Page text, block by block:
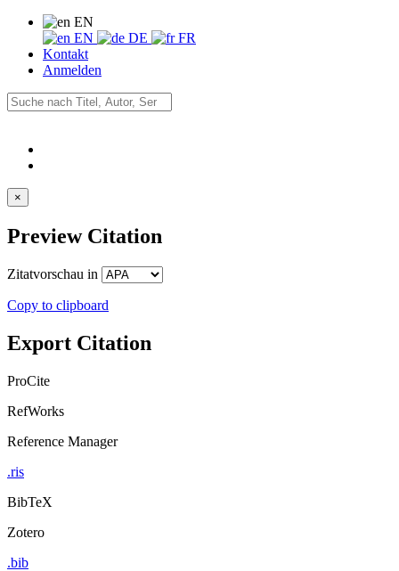
EN
EN
DE
FR
Kontakt
Anmelden
×
Preview Citation
Zitatvorschau in
Copy to clipboard
Export Citation
ProCite
RefWorks
Reference Manager
.ris
BibTeX
Zotero
.bib